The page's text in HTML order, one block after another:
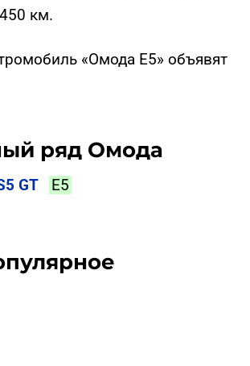
км.
«Омода Е5» объявят
ряд Омода
GT E5